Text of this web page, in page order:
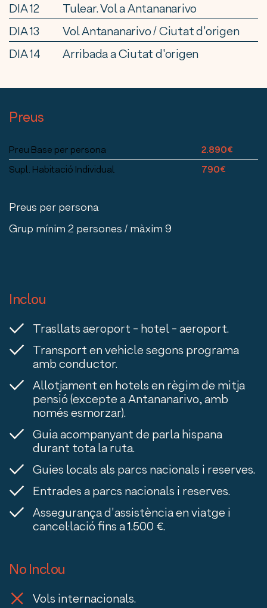
DIA 12
Tulear. Vol a Antananarivo
DIA 13
Vol Antananarivo / Ciutat d'origen
DIA 14
Arribada a Ciutat d'origen
Preus
Preu Base per persona
2.890€
Supl. Habitació Individual
790€
Preus per persona
Grup mínim 2 persones / màxim 9
Inclou
Trasllats aeroport - hotel - aeroport.
Transport en vehicle segons programa
amb conductor.
Allotjament en hotels en règim de mitja
pensió (excepte a Antananarivo, amb
només esmorzar).
Guia acompanyant de parla hispana
durant tota la ruta.
Guies locals als parcs nacionals i reserves.
Entrades a parcs nacionals i reserves.
Assegurança d'assistència en viatge i
cancel·lació fins a 1.500 €.
No Inclou
Vols internacionals.